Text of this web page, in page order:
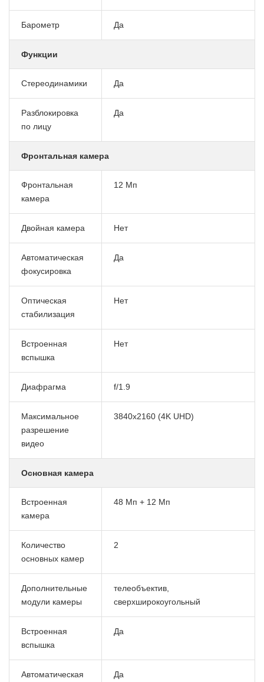
Барометр Да
Функции
Стереодинамики Да
Разблокировка
по лицу
Да
Фронтальная камера
Фронтальная
камера
12 Мп
Двойная камера Нет
Автоматическая
фокусировка
Да
Оптическая
стабилизация
Нет
Встроенная
вспышка
Нет
Диафрагма f/1.9
Максимальное
разрешение
видео
3840x2160 (4K UHD)
Основная камера
Встроенная
камера
48 Мп + 12 Мп
Количество
основных камер
2
Дополнительные
модули камеры
телеобъектив,
сверхширокоугольный
Встроенная
вспышка
Да
Автоматическая
Да